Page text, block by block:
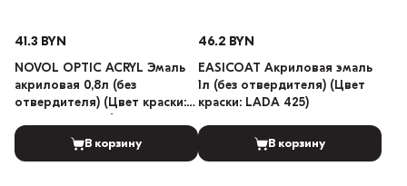
41.3 BYN
NOVOL OPTIC ACRYL Эмаль
акриловая 0,8л (без
отвердителя) (Цвет краски:
В корзину
46.2 BYN
EASICOAT Акриловая эмаль
1л (без отвердителя) (Цвет
краски: LADA 425)
В корзину